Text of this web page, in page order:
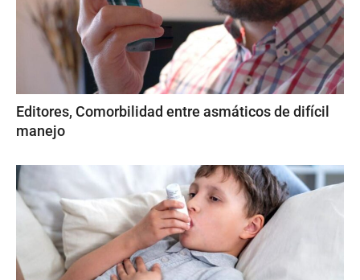
Editores, Comorbilidad entre asmáticos de difícil
manejo